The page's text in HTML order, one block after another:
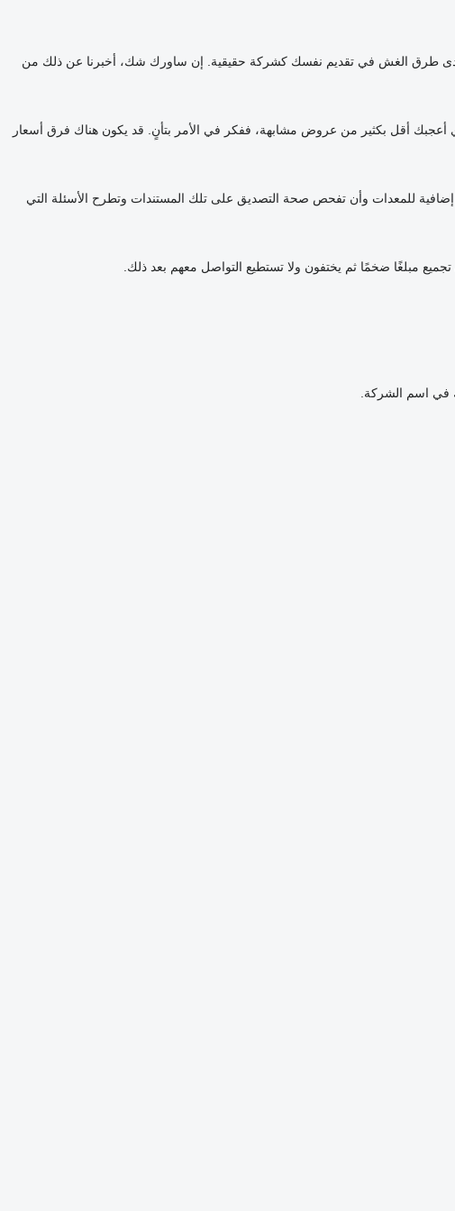
طرق الغش في تقديم نفسك كشركة حقيقية. إن ساورك شك، أخبرنا عن ذلك من
أعجبك أقل بكثير من عروض مشابهة، ففكر في الأمر بتأنٍ. قد يكون هناك فرق أسعار
للمعدات وأن تفحص صحة التصديق على تلك المستندات وتطرح الأسئلة التي
مبلغًا ضخمًا ثم يختفون ولا تستطيع التواصل معهم بعد ذلك.
في اسم الشركة.